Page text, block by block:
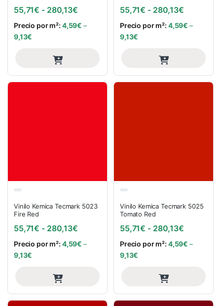
55,71€ - 280,13€Rango de precios: desde 55,71€
Precio por m²: 4,59€ –
9,13€
55,71€ - 280,13€Rango
Precio por m²: 4,59€ –
9,13€
Vinilo Kemica Tecmark 5023
Fire Red
55,71€ - 280,13€Rango de precios: desde 55,71€
Precio por m²: 4,59€ –
9,13€
Vinilo Kemica Tecmark 5025
Tomato Red
55,71€ - 280,13€Rango
Precio por m²: 4,59€ –
9,13€